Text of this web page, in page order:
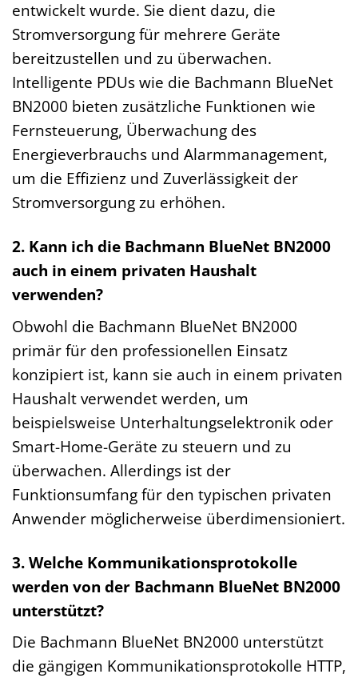
entwickelt wurde. Sie dient dazu, die
Stromversorgung für mehrere Geräte
bereitzustellen und zu überwachen.
Intelligente PDUs wie die Bachmann BlueNet
BN2000 bieten zusätzliche Funktionen wie
Fernsteuerung, Überwachung des
Energieverbrauchs und Alarmmanagement,
um die Effizienz und Zuverlässigkeit der
Stromversorgung zu erhöhen.
2. Kann ich die Bachmann BlueNet BN2000
auch in einem privaten Haushalt
verwenden?
Obwohl die Bachmann BlueNet BN2000
primär für den professionellen Einsatz
konzipiert ist, kann sie auch in einem privaten
Haushalt verwendet werden, um
beispielsweise Unterhaltungselektronik oder
Smart-Home-Geräte zu steuern und zu
überwachen. Allerdings ist der
Funktionsumfang für den typischen privaten
Anwender möglicherweise überdimensioniert.
3. Welche Kommunikationsprotokolle
werden von der Bachmann BlueNet BN2000
unterstützt?
Die Bachmann BlueNet BN2000 unterstützt
die gängigen Kommunikationsprotokolle HTTP,